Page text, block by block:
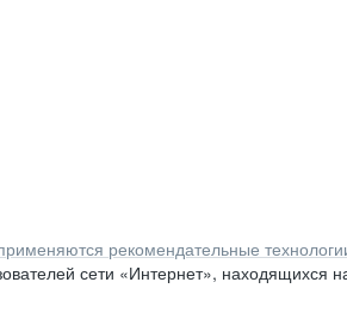
рекомендательные
сети «Интернет», находящихся